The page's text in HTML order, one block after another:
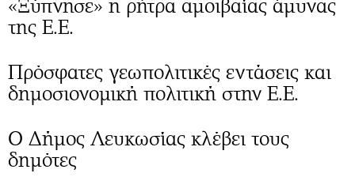
«Ξύπνησε» η ρήτρα αμοιβαίας άμυνας
της Ε.Ε.
Πρόσφατες γεωπολιτικές εντάσεις και
δημοσιονομική πολιτική στην Ε.Ε.
Ο Δήμος Λευκωσίας κλέβει τους
δημότες